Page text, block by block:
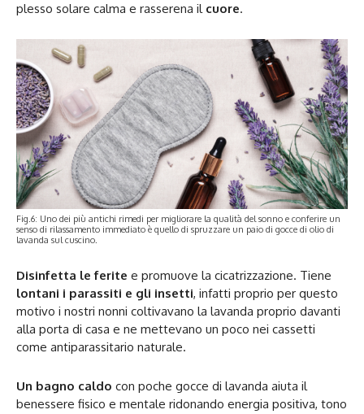
plesso solare calma e rasserena il cuore.
Fig.6: Uno dei più antichi rimedi per migliorare la qualità del sonno e conferire un
senso di rilassamento immediato è quello di spruzzare un paio di gocce di olio di
lavanda sul cuscino.
Disinfetta le ferite e promuove la cicatrizzazione. Tiene
lontani i parassiti e gli insetti, infatti proprio per questo
motivo i nostri nonni coltivavano la lavanda proprio davanti
alla porta di casa e ne mettevano un poco nei cassetti
come antiparassitario naturale.
Un bagno caldo con poche gocce di lavanda aiuta il
benessere fisico e mentale ridonando energia positiva, tono